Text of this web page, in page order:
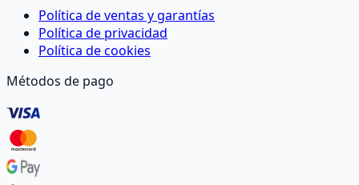
Política de ventas y garantías
Política de privacidad
Política de cookies
Métodos de pago